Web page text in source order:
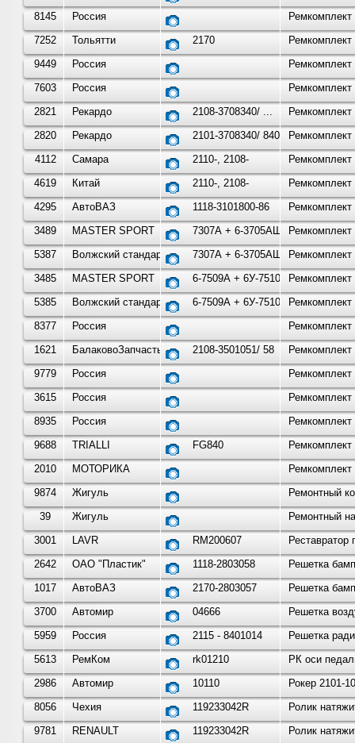
8145
Россия
7252
Тольятти 2170
9449
Россия
7603
Россия
2821
Рекардо 2108-3708340/ ...
Ремкомплект
2820
Рекардо 2101-3708340/ 8405/ 8Ремкомплект
4112
Самара 2110-, 2108-
Ремкомплект
4619
Китай 2110-, 2108-
4295
АвтоВАЗ 1118-3101800-86
3489
MASTER SPORT 7307А + 6-3705АШ + 3302-3
5387
Волжский стандарт 7307А + 6-3705АШ + 3302-3
3485
MASTER SPORT 6-7509А + 6У-7510АШ + 53А
5385
Волжский стандарт 6-7509А + 6У-7510АШ + 53А
8377
Россия
1621
БалаковоЗапчасть 2108-3501051/ 58
9779
Россия
3615
Россия
8935
Россия
Ремкомплект
9688
TRIALLI FG840
2010
МОТОРИКА
9874
Жигуль
Ремонтный
39
Жигуль
Ремонтный
3001
LAVR RM200607
2642
ОАО "Пластик" 1118-2803058
Решетка
1017
АвтоВАЗ 2170-2803057
Решетка
3700
Автомир 04666
Решетка
5959
Россия 2115 - 8401014
Решетка
5613
РемКом rk01210
РК оси
2986
Автомир 10110
Рокер 2101-
8056
Чехия 119233042R
Ролик
9781
RENAULT 119233042R Ролик